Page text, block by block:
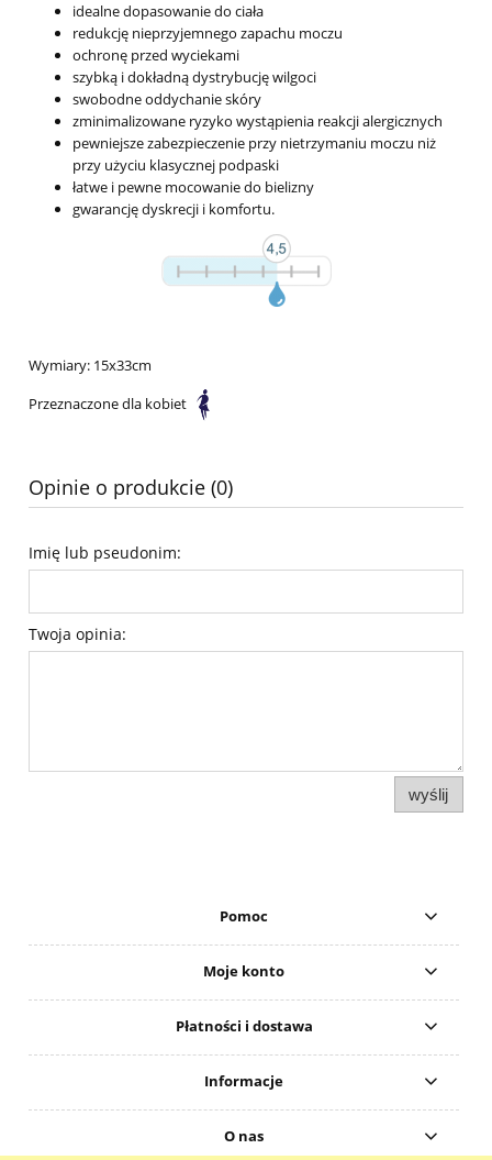
idealne dopasowanie do ciała
redukcję nieprzyjemnego zapachu moczu
ochronę przed wyciekami
szybką i dokładną dystrybucję wilgoci
swobodne oddychanie skóry
zminimalizowane ryzyko wystąpienia reakcji alergicznych
pewniejsze zabezpieczenie przy nietrzymaniu moczu niż
przy użyciu klasycznej podpaski
łatwe i pewne mocowanie do bielizny
gwarancję dyskrecji i komfortu.
Wymiary: 15x33cm
Przeznaczone dla kobiet
Opinie o produkcie (0)
Imię lub pseudonim:
Twoja opinia:
wyślij
Pomoc
Moje konto
Płatności i dostawa
Informacje
O nas